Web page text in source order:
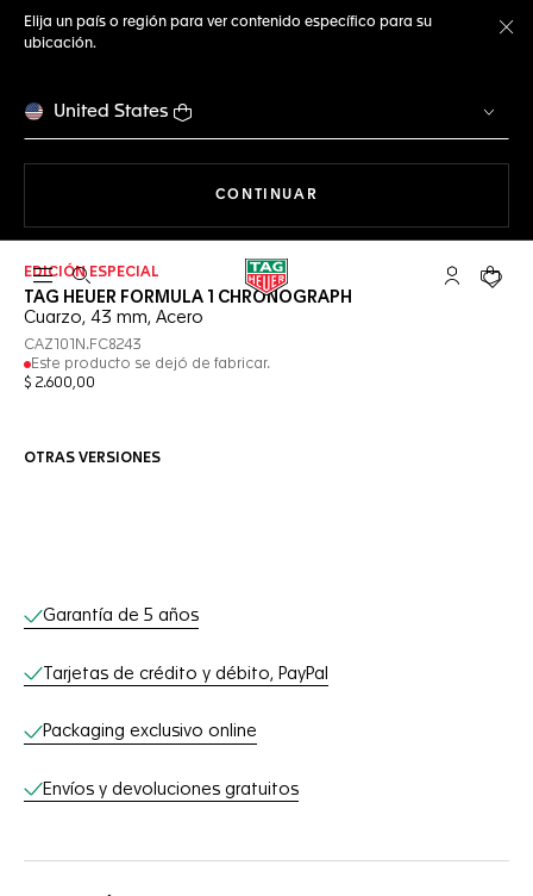
Elija un país o región para ver contenido específico para su
ubicación.
United States
CONTINUAR
Abrir el menú de búsqueda Cuenta Mi
Su
EDICIÓN ESPECIAL
TAG HEUER FORMULA 1 CHRONOGRAPH
Cuarzo, 43 mm, Acero
CAZ101N.FC8243
Este producto se dejó de fabricar.
$ 2.600,00
OTRAS VERSIONES
Servicios online
Garantía de 5 años
Tarjetas de crédito y débito, PayPal
Packaging exclusivo online
Envíos y devoluciones gratuitos